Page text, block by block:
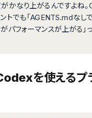
かなり上がるんですよね
トでも「AGENTS.mdなし
パフォーマンスが上がる」
を使えるプ